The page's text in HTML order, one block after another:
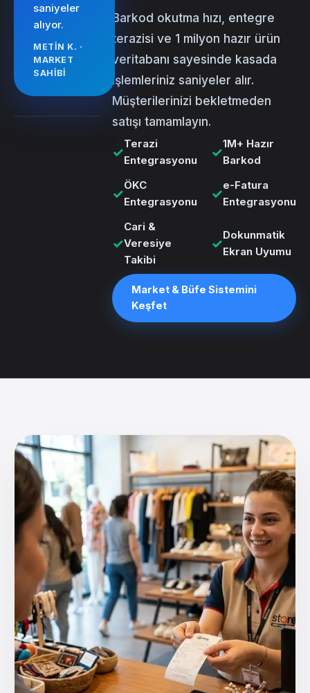
saniyeler
alıyor.
METIN K. ·
MARKET
SAHIBI
Barkod okutma hızı, entegre
terazisi ve 1 milyon hazır ürün
veritabanı sayesinde kasada
işlemleriniz saniyeler alır.
Müşterilerinizi bekletmeden
satışı tamamlayın.
✓Terazi
Entegrasyonu
✓1M+ Hazır
Barkod
✓ÖKC
Entegrasyonu
✓e-Fatura
Entegrasyonu
✓
Cari &
Veresiye
Takibi
✓Dokunmatik
Ekran Uyumu
Market & Büfe Sistemini
Keşfet